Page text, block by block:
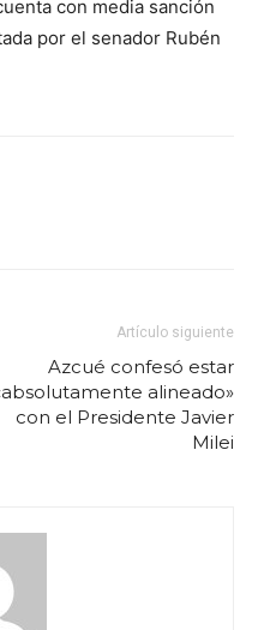
con media sanción
por el senador Rubén
Artículo siguiente
Azcué confesó estar
alineado»
con el Presidente Javier
Milei